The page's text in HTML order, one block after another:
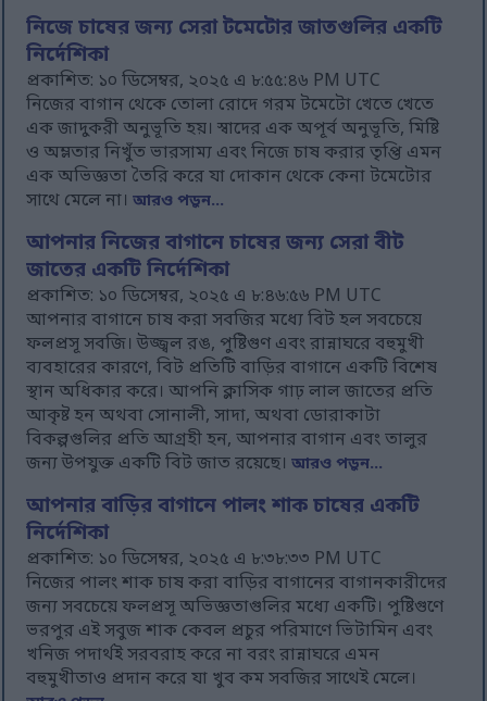
নিজে চাষের জন্য সেরা টমেটোর জাতগুলির একটি
নির্দেশিকা
প্রকাশিত: ১০ ডিসেম্বর, ২০২৫ এ ৮:৫৫:৪৬ PM UTC
নিজের বাগান থেকে তোলা রোদে গরম টমেটো খেতে খেতে
এক জাদুকরী অনুভূতি হয়। স্বাদের এক অপূর্ব অনুভূতি, মিষ্টি
ও অম্লতার নিখুঁত ভারসাম্য এবং নিজে চাষ করার তৃপ্তি এমন
এক অভিজ্ঞতা তৈরি করে যা দোকান থেকে কেনা টমেটোর
সাথে মেলে না।আরও পড়ুন...
আপনার নিজের বাগানে চাষের জন্য সেরা বীট
জাতের একটি নির্দেশিকা
প্রকাশিত: ১০ ডিসেম্বর, ২০২৫ এ ৮:৪৬:৫৬ PM UTC
আপনার বাগানে চাষ করা সবজির মধ্যে বিট হল সবচেয়ে
ফলপ্রসূ সবজি। উজ্জ্বল রঙ, পুষ্টিগুণ এবং রান্নাঘরে বহুমুখী
ব্যবহারের কারণে, বিট প্রতিটি বাড়ির বাগানে একটি বিশেষ
স্থান অধিকার করে। আপনি ক্লাসিক গাঢ় লাল জাতের প্রতি
আকৃষ্ট হন অথবা সোনালী, সাদা, অথবা ডোরাকাটা
বিকল্পগুলির প্রতি আগ্রহী হন, আপনার বাগান এবং তালুর
জন্য উপযুক্ত একটি বিট জাত রয়েছে।আরও পড়ুন...
আপনার বাড়ির বাগানে পালং শাক চাষের একটি
নির্দেশিকা
প্রকাশিত: ১০ ডিসেম্বর, ২০২৫ এ ৮:৩৮:৩৩ PM UTC
নিজের পালং শাক চাষ করা বাড়ির বাগানের বাগানকারীদের
জন্য সবচেয়ে ফলপ্রসূ অভিজ্ঞতাগুলির মধ্যে একটি। পুষ্টিগুণে
ভরপুর এই সবুজ শাক কেবল প্রচুর পরিমাণে ভিটামিন এবং
খনিজ পদার্থই সরবরাহ করে না বরং রান্নাঘরে এমন
বহুমুখীতাও প্রদান করে যা খুব কম সবজির সাথেই মেলে।